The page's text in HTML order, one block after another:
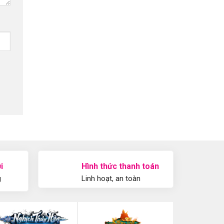
Hình thức thanh toán
Linh hoạt, an toàn